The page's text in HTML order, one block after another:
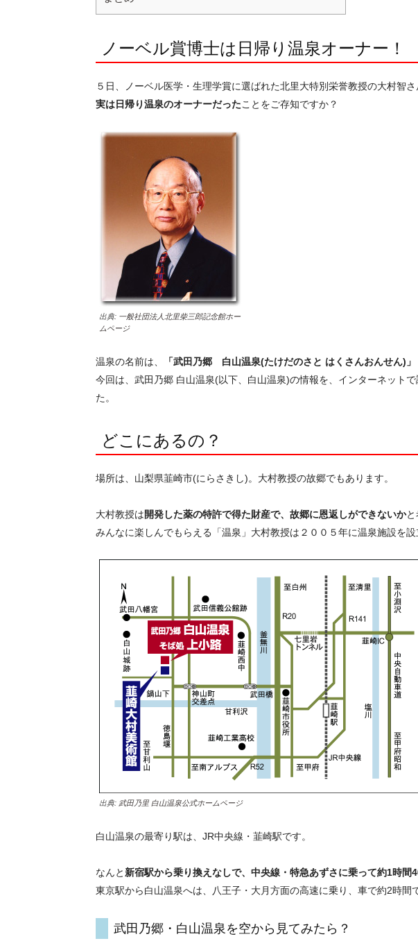
ノーベル賞博士は日帰り温泉オーナー！
５日、ノーベル医学・生理学賞に選ばれた北里大特別栄誉教授の大村智
実は日帰り温泉のオーナーだったことをご存知ですか？
出典: 一般社団法人北里柴三郎記念館ホー
ムページ
温泉の名前は、
「武田乃郷 白山温泉(たけだのさと はくさんおんせん)」
今回は、武田乃郷 白山温泉(以下、白山温泉)の情報を、インターネット
た。
どこにあるの？
場所は、山梨県韮崎市(にらさきし)。大村教授の故郷でもあります。
大村教授は開発した薬の特許で得た財産で、故郷に恩返しができないかと
みんなに楽しんでもらえる「温泉」大村教授は２００５年に温泉施設を設
出典: 武田乃里 白山温泉公式ホームページ
白山温泉の最寄り駅は、JR中央線・韮崎駅です。
なんと 新宿駅から乗り換えなしで、中央線・特急あずさに乗って約1時間
東京駅から白山温泉へは、八王子・大月方面の高速に乗り、車で約2時間
武田乃郷・白山温泉を空から見てみたら？